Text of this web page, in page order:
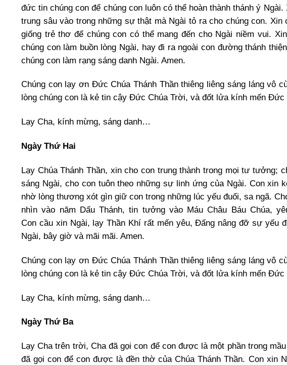
đức tin chúng con để chúng con luôn có thể hoàn thành thánh ý
trung sâu vào trong những sự thật mà Ngài tỏ ra cho chúng con.
giống trẻ thơ để chúng con có thể mang đến cho Ngài niềm vui.
chúng con làm buồn lòng Ngài, hay đi ra ngoài con đường thánh
chúng con làm rạng sáng danh Ngài. Amen.
Chúng con lạy ơn Đức Chúa Thánh Thần thiêng liêng sáng láng vô
lòng chúng con là kẻ tin cậy Đức Chúa Trời, và đốt lửa kính mến Đức
Lạy Cha, kính mừng, sáng danh…
Ngày Thứ Hai
Lạy Chúa Thánh Thần, xin cho con trung thành trong mọi tư tưởng;
sáng Ngài, cho con tuôn theo những sự linh ứng của Ngài. Con xin
nhờ lòng thương xót gìn giữ con trong những lúc yếu đuối, sa ngã.
nhìn vào năm Dấu Thánh, tin tưởng vào Máu Châu Báu Chúa,
Con cầu xin Ngài, lạy Thần Khí rất mến yêu, Đấng nâng đỡ sự yếu
Ngài, bây giờ và mãi mãi. Amen.
Chúng con lạy ơn Đức Chúa Thánh Thần thiêng liêng sáng láng vô
lòng chúng con là kẻ tin cậy Đức Chúa Trời, và đốt lửa kính mến Đức
Lạy Cha, kính mừng, sáng danh…
Ngày Thứ Ba
Lạy Cha trên trời, Cha đã gọi con để con được là một phần trong
đã gọi con để con được là đền thờ của Chúa Thánh Thần. Con xin